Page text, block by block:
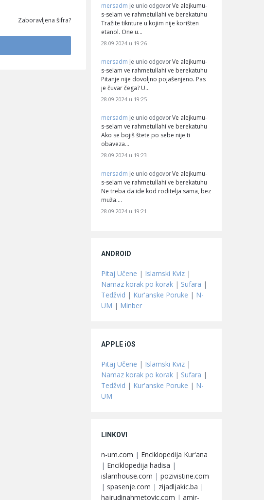
Zaboravljena šifra?
mersadm je unio odgovor Ve alejkumu-
s-selam ve rahmetullahi ve berekatuhu
Tražite tiknture u kojim nije korišten
etanol. One u…
28.09.2024 u 19:26
mersadm je unio odgovor Ve alejkumu-
s-selam ve rahmetullahi ve berekatuhu
Pitanje nije dovoljno pojašenjeno. Pas
je čuvar čega? U…
28.09.2024 u 19:25
mersadm je unio odgovor Ve alejkumu-
s-selam ve rahmetullahi ve berekatuhu
Ako se bojiš štete po sebe nije ti
obaveza…
28.09.2024 u 19:23
mersadm je unio odgovor Ve alejkumu-
s-selam ve rahmetullahi ve berekatuhu
Ne treba da ide kod roditelja sama, bez
muža.…
28.09.2024 u 19:21
ANDROID
Pitaj Učene | Islamski Kviz |
Namaz korak po korak | Sufara |
Tedžvid | Kur'anske Poruke | N-
UM | Minber
APPLE iOS
Pitaj Učene | Islamski Kviz |
Namaz korak po korak | Sufara |
Tedžvid | Kur'anske Poruke | N-
UM
LINKOVI
n-um.com | Enciklopedija Kur'ana
| Enciklopedija hadisa |
islamhouse.com | pozivistine.com
| spasenje.com | zijadljakic.ba |
hajrudinahmetovic.com | amir-